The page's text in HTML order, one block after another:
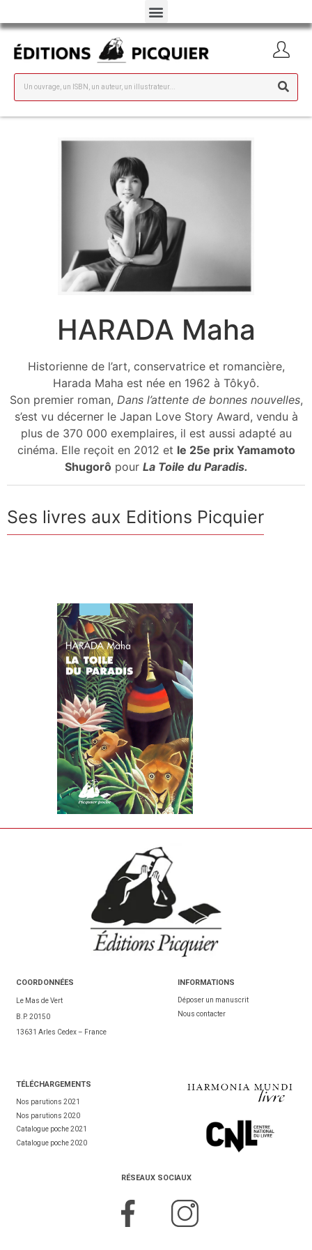
HARADA Maha
Historienne de l’art, conservatrice et romancière,
Harada Maha est née en 1962 à Tôkyô.
Son premier roman, Dans l’attente de bonnes nouvelles,
s’est vu décerner le Japan Love Story Award, vendu à
plus de 370 000 exemplaires, il est aussi adapté au
cinéma. Elle reçoit en 2012 et le 25e prix Yamamoto
Shugorôpour La Toile du Paradis.
Ses livres aux Editions Picquier
COORDONNÉES
Le Mas de Vert
B.P. 20150
13631 Arles Cedex – France
INFORMATIONS
Déposer un manuscrit
Nous contacter
TÉLÉCHARGEMENTS
Nos parutions 2021
Nos parutions 2020
Catalogue poche 2021
Catalogue poche 2020
RÉSEAUX SOCIAUX